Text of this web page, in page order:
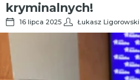
kryminalnych!
16 lipca 2025 Łukasz Ligorowski